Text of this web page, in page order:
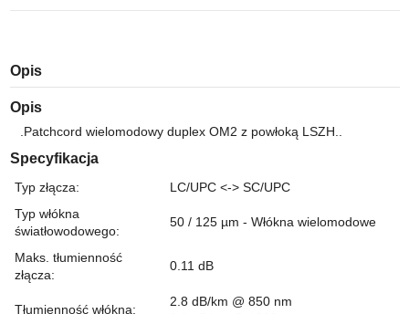
Opis
Opis
.Patchcord wielomodowy duplex OM2 z powłoką LSZH..
Specyfikacja
Typ złącza:
LC/UPC <-> SC/UPC
Typ włókna
światłowodowego:
50 / 125 µm - Włókna wielomodowe
Maks. tłumienność
złącza:
0.11 dB
Tłumienność włókna:
2.8 dB/km @ 850 nm